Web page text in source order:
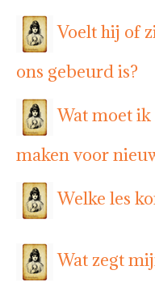
Voelt hij of
ons gebeurd is?
Wat moet
maken voor
Welke les
Wat zegt